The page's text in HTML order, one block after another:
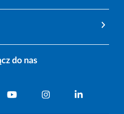
do nas